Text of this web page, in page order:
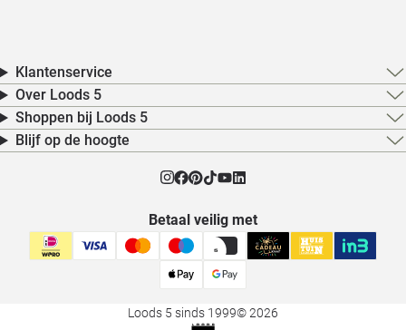
Klantenservice
Over Loods 5
Shoppen bij Loods 5
Blijf op de hoogte
Betaal veilig met
Loods 5 sinds 1999© 2026